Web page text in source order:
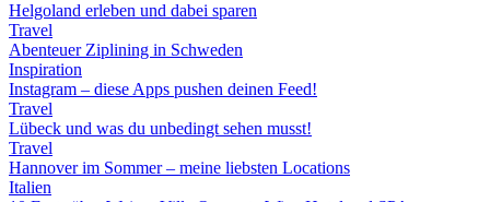
Helgoland erleben und dabei sparen
Travel
Abenteuer Ziplining in Schweden
Inspiration
Instagram – diese Apps pushen deinen Feed!
Travel
Lübeck und was du unbedingt sehen musst!
Travel
Hannover im Sommer – meine liebsten Locations
Italien